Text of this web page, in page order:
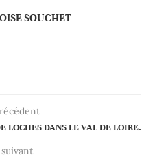
SOUCHET
LOCHES DANS LE VAL DE LOIRE.